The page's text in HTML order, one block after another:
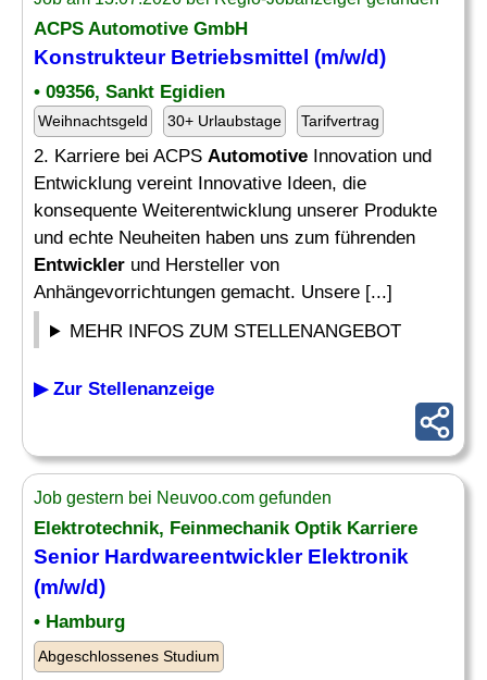
ACPS Automotive GmbH
Konstrukteur Betriebsmittel (m/w/d)
• 09356, Sankt Egidien
Weihnachtsgeld 30+ Urlaubstage Tarifvertrag
2. Karriere bei ACPS Automotive Innovation und
Entwicklung vereint Innovative Ideen, die
konsequente Weiterentwicklung unserer Produkte
und echte Neuheiten haben uns zum führenden
Entwickler und Hersteller von
Anhängevorrichtungen gemacht. Unsere [...]
MEHR INFOS ZUM STELLENANGEBOT
▶ Zur Stellenanzeige
Job gestern bei Neuvoo.com gefunden
Elektrotechnik, Feinmechanik Optik Karriere
Senior Hardwareentwickler Elektronik
(m/w/d)
• Hamburg
Abgeschlossenes Studium